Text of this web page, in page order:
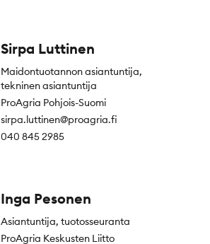
Sirpa Luttinen
Maidontuotannon asiantuntija,
tekninen asiantuntija
ProAgria Pohjois-Suomi
sirpa.luttinen@proagria.fi
040 845 2985
Inga Pesonen
Asiantuntija, tuotosseuranta
ProAgria Keskusten Liitto